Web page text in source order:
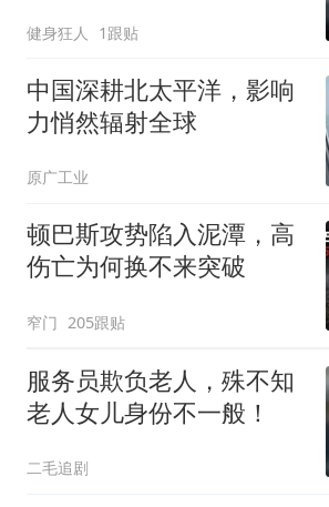
健身狂人 1跟贴
中国深耕北太平洋，影响
力悄然辐射全球
原广工业
顿巴斯攻势陷入泥潭，高
伤亡为何换不来突破
窄门 205跟贴
服务员欺负老人，殊不知
老人女儿身份不一般！
二毛追剧